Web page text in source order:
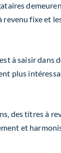
fixe et
à saisir dans
plus
des titres à
et